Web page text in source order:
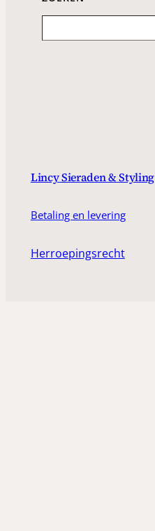
Lincy Sieraden & Styling
Betaling en levering
Herroepingsrecht